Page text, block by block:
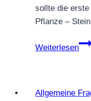
sollte die
Pflanze –
Weiterlesen
Allgemeine